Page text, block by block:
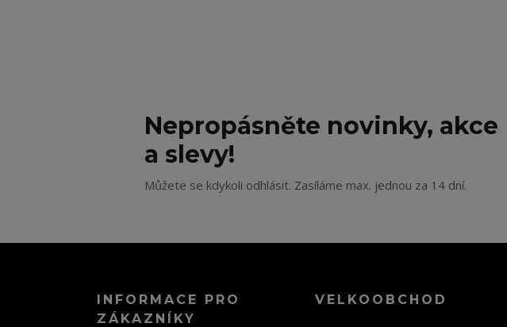
Nepropásněte novinky, akce
a slevy!
Můžete se kdykoli odhlásit. Zasíláme max. jednou za 14 dní.
INFORMACE PRO
ZÁKAZNÍKY
VELKOOBCHOD